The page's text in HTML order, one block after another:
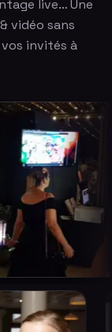
live… Une
vidéo sans
invités à